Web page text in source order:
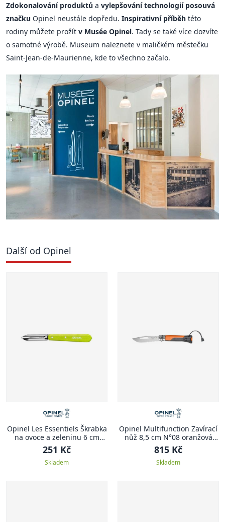
Zdokonalování produktů a vylepšování technologií posouvá
značku Opinel neustále dopředu. Inspirativní příběh této
rodiny můžete prožít v Musée Opinel. Tady se také více dozvíte
o samotné výrobě. Museum naleznete v maličkém městečku
Saint-Jean-de-Maurienne, kde to všechno začalo.
Další od Opinel
Opinel Les Essentiels Škrabka
na ovoce a zeleninu 6 cm
N°115 zelená
251 Kč
Skladem
Opinel Multifunction Zavírací
nůž 8,5 cm N°08 oranžová
MULTIFUNCTION
815 Kč
Skladem